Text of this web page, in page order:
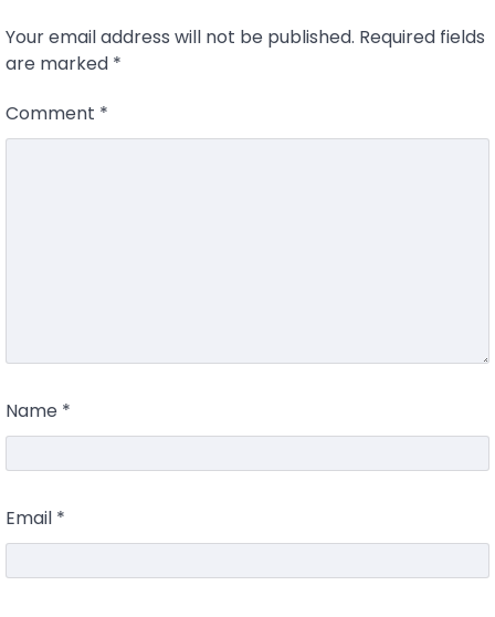
Your email address will not be published. Required fields
are marked *
Comment *
Name *
Email *